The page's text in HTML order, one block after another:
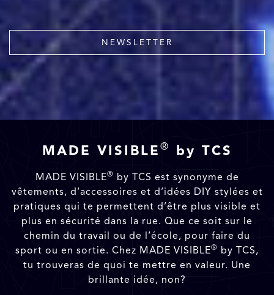
NEWSLETTER
MADE VISIBLE ® by TCS
MADE VISIBLE® by TCS est synonyme de
vêtements, d’accessoires et d’idées DIY stylées et
pratiques qui te permettent d’être plus visible et
plus en sécurité dans la rue. Que ce soit sur le
chemin du travail ou de l’école, pour faire du
sport ou en sortie. Chez MADE VISIBLE® by TCS,
tu trouveras de quoi te mettre en valeur. Une
brillante idée, non?